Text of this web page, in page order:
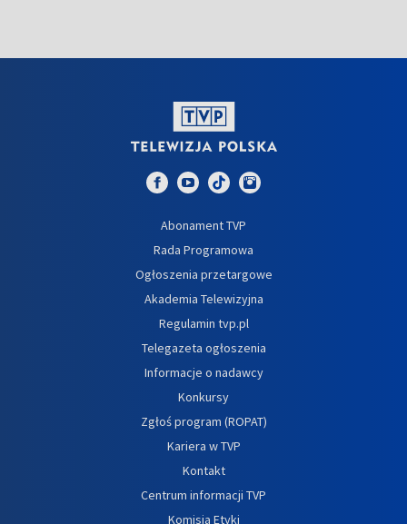
Abonament TVP
Rada Programowa
Ogłoszenia przetargowe
Akademia Telewizyjna
Regulamin tvp.pl
Telegazeta ogłoszenia
Informacje o nadawcy
Konkursy
Zgłoś program (ROPAT)
Kariera w TVP
Kontakt
Centrum informacji TVP
Komisja Etyki